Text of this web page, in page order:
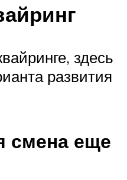
здесь
развития
смена еще